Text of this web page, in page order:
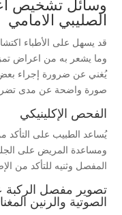
وسائل تشخيص
الصليبي الامامي
قد يسهل على الأطباء
وما يشعر به من اعراض
يُغني عن ضرورة إجراء
صورة واضحة عن مدى
الفحص الإكلينيكي
يُساعد الطبيب على
ومساعدة المريض على
المفصل وثنيه للتأكد من
تصوير مفصل
الصوتية والرنين